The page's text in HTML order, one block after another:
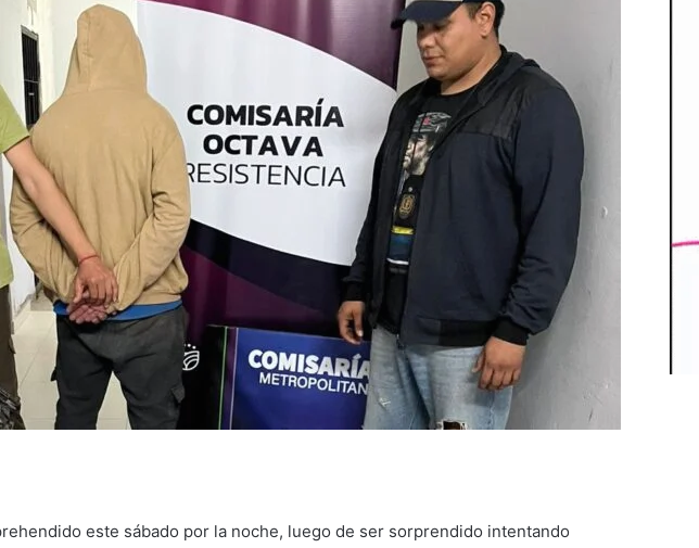
este sábado por la noche, luego de ser sorprendido intentando